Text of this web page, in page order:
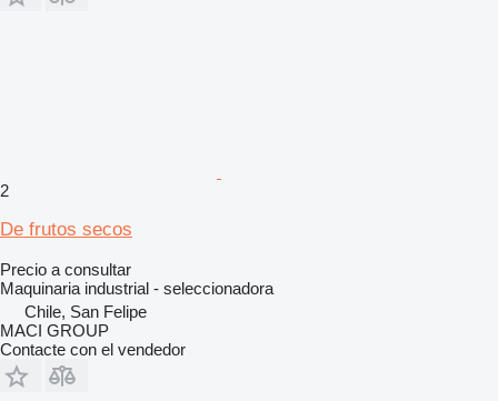
2
De frutos secos
Precio a consultar
Maquinaria industrial - seleccionadora
Chile, San Felipe
MACI GROUP
Contacte con el vendedor